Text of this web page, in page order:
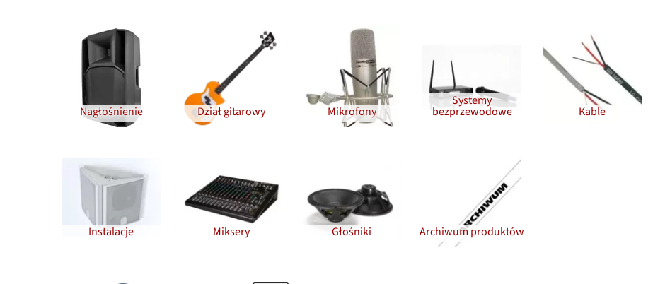
Nagłośnienie Dział gitarowy Mikrofony
Systemy
bezprzewodowe Kable
Instalacje Miksery Głośniki Archiwum produktów